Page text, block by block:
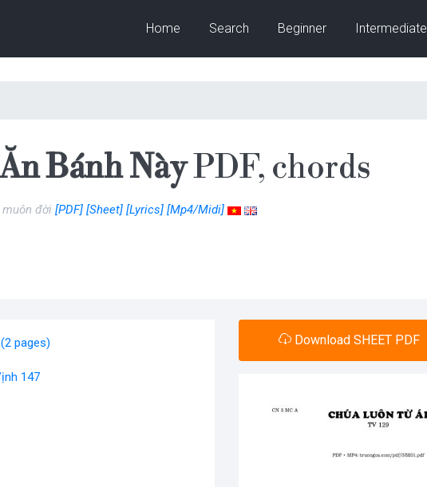
Home Search Beginner Intermediate
Bánh NàyPDF, chords
muôn đời [PDF] [Sheet] [Lyrics] [Mp4/Midi]
pages)
147
Download SHEET PDF